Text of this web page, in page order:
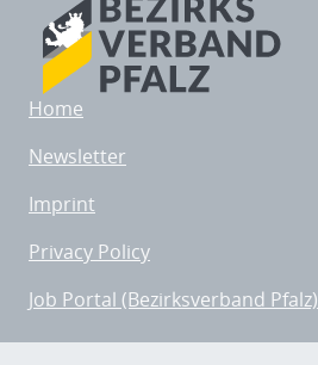
Home
Newsletter
Imprint
Privacy Policy
Job Portal (Bezirksverband Pfalz)